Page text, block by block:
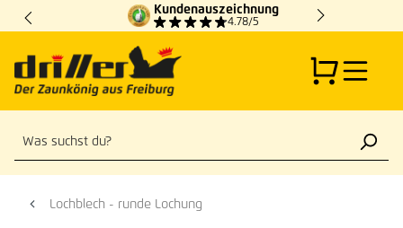
Zum Hauptinhalt springen
Kundenauszeichnung
4.78/5
Lochblech - runde Lochung